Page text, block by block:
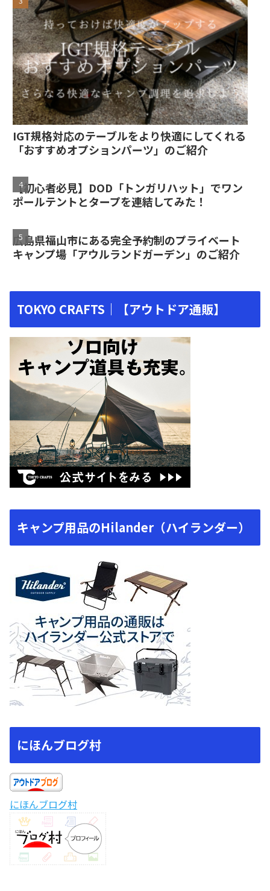
IGT規格対応のテーブルをより快適にしてくれる
「おすすめオプションパーツ」のご紹介
【初心者必見】DOD「トンガリハット」でワン
ポールテントとタープを連結してみた！
広島県福山市にある完全予約制のプライベート
キャンプ場「アウルランドガーデン」のご紹介
TOKYO CRAFTS｜【アウトドア通販】
キャンプ用品のHilander（ハイランダー）
にほんブログ村
にほんブログ村